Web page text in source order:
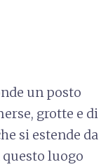
un posto
grotte e di
si estende da
luogo